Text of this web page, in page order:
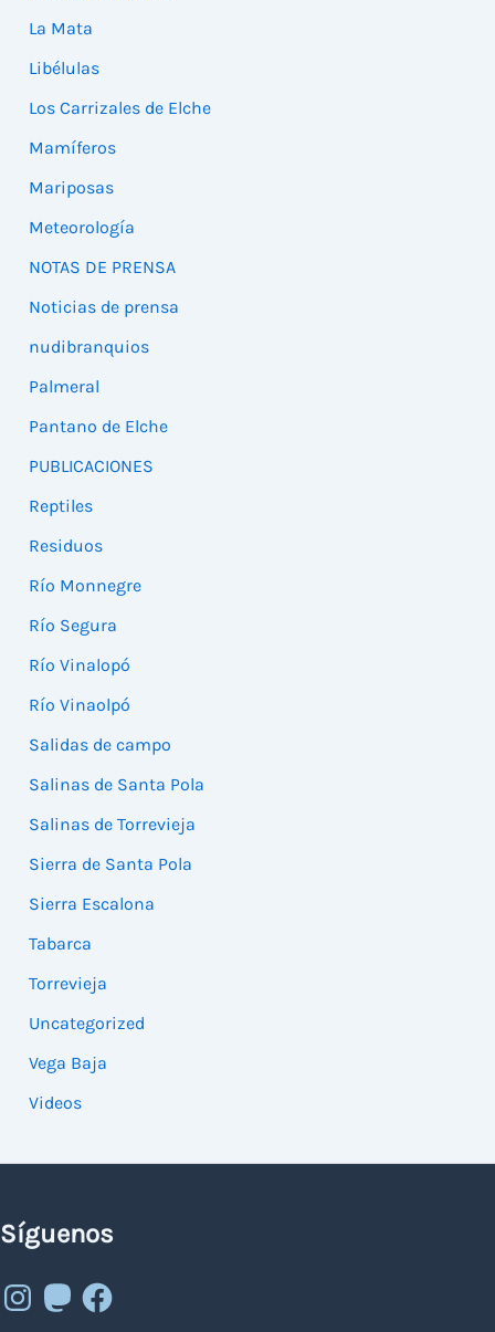
La Mata
Libélulas
Los Carrizales de Elche
Mamíferos
Mariposas
Meteorología
NOTAS DE PRENSA
Noticias de prensa
nudibranquios
Palmeral
Pantano de Elche
PUBLICACIONES
Reptiles
Residuos
Río Monnegre
Río Segura
Río Vinalopó
Río Vinaolpó
Salidas de campo
Salinas de Santa Pola
Salinas de Torrevieja
Sierra de Santa Pola
Sierra Escalona
Tabarca
Torrevieja
Uncategorized
Vega Baja
Videos
Síguenos
Instagram
MastodonFacebook